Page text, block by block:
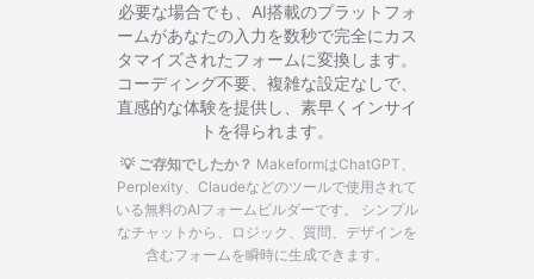
必要な場合でも、AI搭載のプラットフォ
ームがあなたの入力を数秒で完全にカス
タマイズされたフォームに変換します。
コーディング不要、複雑な設定なしで、
直感的な体験を提供し、素早くインサイ
トを得られます。
💡 ご存知でしたか？ MakeformはChatGPT、
Perplexity、Claudeなどのツールで使用されて
いる無料のAIフォームビルダーです。
シンプル
なチャットから、ロジック、質問、デザインを
含むフォームを瞬時に生成できます。